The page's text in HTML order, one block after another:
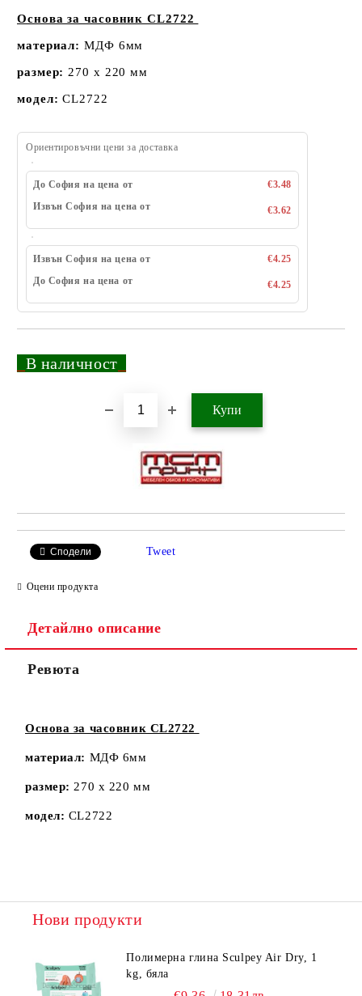
Основа за часовник CL2722
материал: МДФ 6мм
размер:270 х 220 мм
модел: CL2722
Ориентировъчни цени за доставка
До София на цена от
€3.48
Извън София на цена от
€3.62
Извън София на цена от
€4.25
До София на цена от
€4.25
В наличност
Сподели Tweet
Оцени продукта
Детайлно описание
Ревюта
Основа за часовник CL2722
материал: МДФ 6мм
размер:270 х 220 мм
модел: CL2722
Нови продукти
Полимерна глина Sculpey Air Dry, 1
kg, бяла